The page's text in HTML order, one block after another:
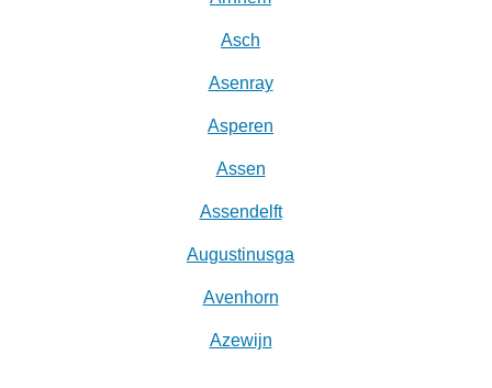
Asch
Asenray
Asperen
Assen
Assendelft
Augustinusga
Avenhorn
Azewijn